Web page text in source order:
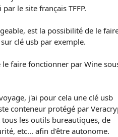
le site français TFFP.
est la possibilité de le
clé usb par exemple.
faire fonctionner par Wine
j'ai pour cela une clé usb
conteneur protégé par
les outils bureautiques, de
etc... afin d'être autonome.